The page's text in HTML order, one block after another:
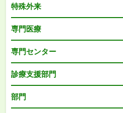
特殊外来
専門医療
専門センター
診療支援部門
部門